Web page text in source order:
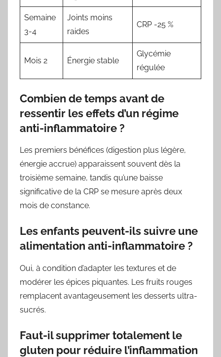
Semaine
3-4
Joints moins
raides
CRP -25 %
Mois 2 Énergie stable
Glycémie
régulée
Combien de temps avant de
ressentir les effets d’un régime
anti-inflammatoire ?
Les premiers bénéfices (digestion plus légère,
énergie accrue) apparaissent souvent dès la
troisième semaine, tandis qu’une baisse
significative de la CRP se mesure après deux
mois de constance.
Les enfants peuvent-ils suivre une
alimentation anti-inflammatoire ?
Oui, à condition d’adapter les textures et de
modérer les épices piquantes. Les fruits rouges
remplacent avantageusement les desserts ultra-
sucrés.
Faut-il supprimer totalement le
gluten pour réduire l’inflammation